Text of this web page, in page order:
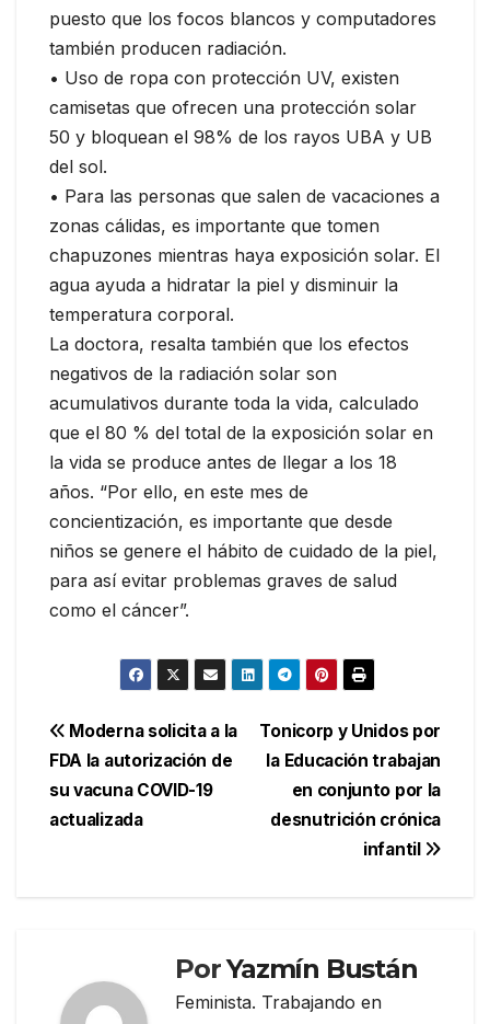
puesto que los focos blancos y computadores
también producen radiación.
• Uso de ropa con protección UV, existen
camisetas que ofrecen una protección solar
50 y bloquean el 98% de los rayos UBA y UB
del sol.
• Para las personas que salen de vacaciones a
zonas cálidas, es importante que tomen
chapuzones mientras haya exposición solar. El
agua ayuda a hidratar la piel y disminuir la
temperatura corporal.
La doctora, resalta también que los efectos
negativos de la radiación solar son
acumulativos durante toda la vida, calculado
que el 80 % del total de la exposición solar en
la vida se produce antes de llegar a los 18
años. “Por ello, en este mes de
concientización, es importante que desde
niños se genere el hábito de cuidado de la piel,
para así evitar problemas graves de salud
como el cáncer”.
Navegación
de
entradas
Tonicorp y Unidos por
la Educación trabajan
en conjunto por la
desnutrición crónica
infantil
Moderna solicita a la
FDA la autorización de
su vacuna COVID-19
actualizada
PorYazmín Bustán
Feminista. Trabajando en